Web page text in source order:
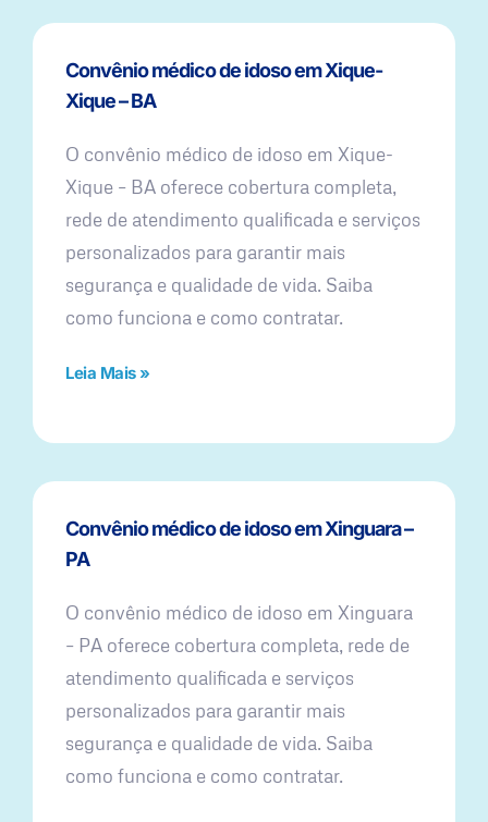
Convênio médico de idoso em Xique-
Xique – BA
O convênio médico de idoso em Xique-
Xique – BA oferece cobertura completa,
rede de atendimento qualificada e serviços
personalizados para garantir mais
segurança e qualidade de vida. Saiba
como funciona e como contratar.
Leia Mais »
Convênio médico de idoso em Xinguara –
PA
O convênio médico de idoso em Xinguara
– PA oferece cobertura completa, rede de
atendimento qualificada e serviços
personalizados para garantir mais
segurança e qualidade de vida. Saiba
como funciona e como contratar.